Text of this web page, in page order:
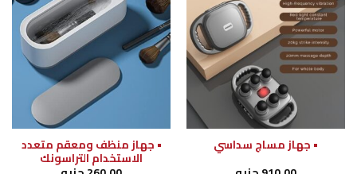
إضافة
إلى
قائمة
الرغبات
• جهاز مساج سداسي
إضافة
إلى
قائمة
الرغبات
• جهاز منظف ومعقم متعدد
الاستخدام التراسونك